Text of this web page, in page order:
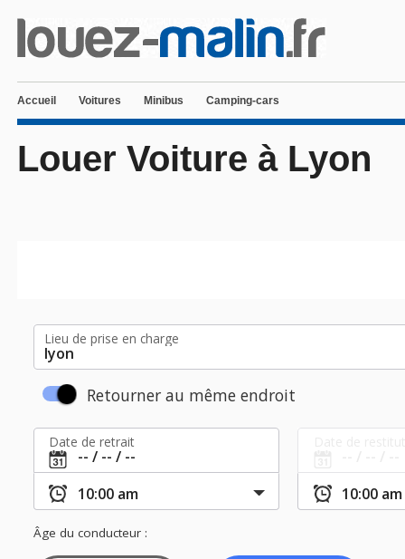
Accueil Voitures Minibus Camping-cars
Louer Voiture à Lyon